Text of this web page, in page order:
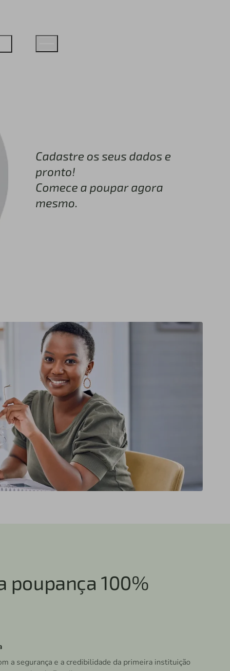
Cadastre os seus dados e
pronto!
Comece a poupar agora
mesmo.
poupança 100%
a segurança e a credibilidade da primeira instituição